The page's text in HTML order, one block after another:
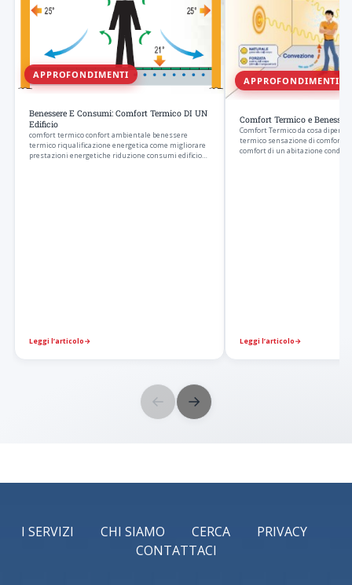
APPROFONDIMENTI
Benessere E Consumi: Comfort Termico DI UN
Edificio
comfort termico confort ambientale benessere
termico riqualificazione energetica come migliorare
prestazioni energetiche riduzione consumi edificio…
Leggi l’articolo→
APPROFONDIMENTI
Comfort Termico e Benessere
Comfort Termico da cosa
termico sensazione di comfort
comfort di un abitazione
Leggi l’articolo→
← →
I SERVIZI CHI SIAMO CERCA
PRIVACY
CONTATTACI